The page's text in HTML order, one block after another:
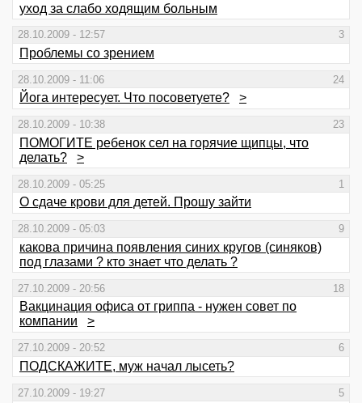
уход за слабо ходящим больным
28.10.2009 - 12:57 3
Проблемы со зрением
28.10.2009 - 11:06 24
Йога интересует. Что посоветуете? >
28.10.2009 - 10:38 23
ПОМОГИТЕ ребенок сел на горячие щипцы, что
делать?
>
28.10.2009 - 05:25 1
О сдаче крови для детей. Прошу зайти
28.10.2009 - 05:03 9
какова причина появления синих кругов (синяков)
под глазами ? кто знает что делать ?
27.10.2009 - 20:56 18
Вакцинация офиса от гриппа - нужен совет по
компании
>
27.10.2009 - 20:52 6
ПОДСКАЖИТЕ, муж начал лысеть?
27.10.2009 - 19:27 5